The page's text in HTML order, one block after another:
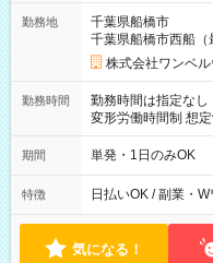
なし
勤務地
千葉県船橋市
千葉県船橋市西船（
株式会社ワンベ
勤務時間
勤務時間は指定なし
変形労働時間制 想定労働時間
～22：00
期間 単発・1日のみOK
特徴 日払いOK / 副業・
気になる！